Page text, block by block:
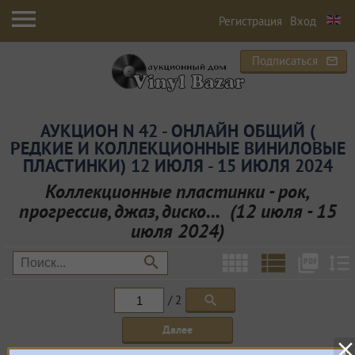
menu Регистрация Вход
Подписаться mail_outline
АУКЦИОН N 42 - ОНЛАЙН ОБЩИЙ (
РЕДКИЕ И КОЛЛЕКЦИОННЫЕ ВИНИЛОВЫЕ
ПЛАСТИНКИ) 12 ИЮЛЯ - 15 ИЮЛЯ 2024
Коллекционные пластинки - рок,
прогрессив, джаз, диско... (12 июля - 15
июля 2024)
search view_list
/ 2 search
Далее